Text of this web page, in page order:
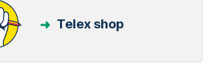
Telex shop